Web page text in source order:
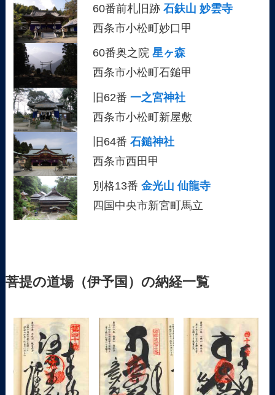
60番前札旧跡 石鈇山 妙雲寺
西条市小松町妙口甲
60番奥之院 星ヶ森
西条市小松町石鎚甲
旧62番 一之宮神社
西条市小松町新屋敷
旧64番 石鎚神社
西条市西田甲
別格13番 金光山 仙龍寺
四国中央市新宮町馬立
菩提の道場（伊予国）の納経一覧